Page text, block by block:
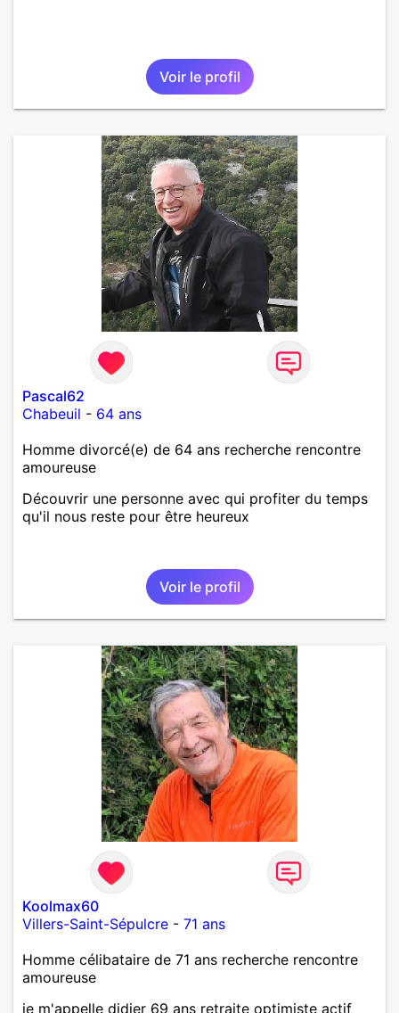
Voir le profil
Pascal62
Chabeuil - 64 ans
Homme divorcé(e) de 64 ans recherche rencontre
amoureuse
Découvrir une personne avec qui profiter du temps
qu'il nous reste pour être heureux
Voir le profil
Koolmax60
Villers-Saint-Sépulcre - 71 ans
Homme célibataire de 71 ans recherche rencontre
amoureuse
je m'appelle didier 69 ans retraite optimiste actif